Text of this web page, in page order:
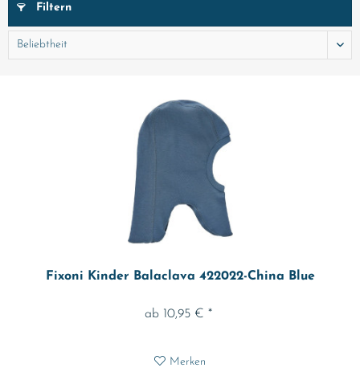
Filtern
Fixoni Kinder Balaclava 422022-China Blue
ab 10,95 € *
Merken